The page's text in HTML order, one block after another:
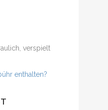
verspielt
enthalten?